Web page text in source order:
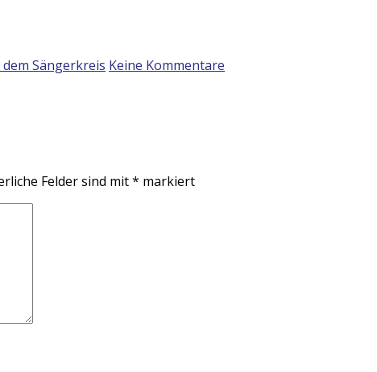
dem Sängerkreis Keine Kommentare
Felder sind mit* markiert